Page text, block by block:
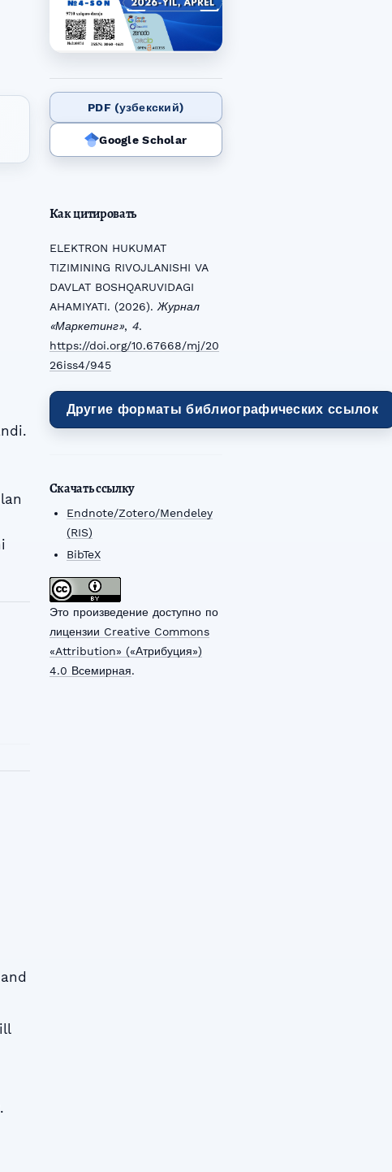
PDF (узбекский)
Google Scholar
Как цитировать
ELEKTRON HUKUMAT
TIZIMINING RIVOJLANISHI VA
DAVLAT BOSHQARUVIDAGI
AHAMIYATI. (2026). Журнал
«Маркетинг», 4.
https://doi.org/10.67668/mj/20
26iss4/945
Другие форматы библиографических ссылок
Скачать ссылку
Endnote/Zotero/Mendeley
(RIS)
BibTeX
Это произведение доступно по
лицензии Creative Commons
«Attribution» («Атрибуция»)
4.0 Всемирная.